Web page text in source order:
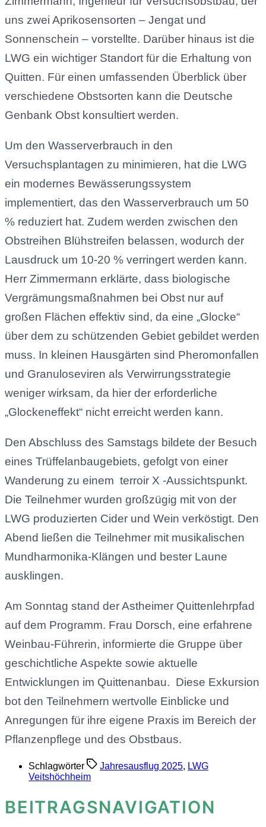
uns zwei Aprikosensorten – Jengat und
Sonnenschein – vorstellte. Darüber hinaus ist die
LWG ein wichtiger Standort für die Erhaltung von
Quitten. Für einen umfassenden Überblick über
verschiedene Obstsorten kann die Deutsche
Genbank Obst konsultiert werden.
Um den Wasserverbrauch in den
Versuchsplantagen zu minimieren, hat die LWG
ein modernes Bewässerungssystem
implementiert, das den Wasserverbrauch um 50
% reduziert hat. Zudem werden zwischen den
Obstreihen Blühstreifen belassen, wodurch der
Lausdruck um 10-20 % verringert werden kann.
Herr Zimmermann erklärte, dass biologische
Vergrämungsmaßnahmen bei Obst nur auf
großen Flächen effektiv sind, da eine „Glocke“
über dem zu schützenden Gebiet gebildet werden
muss. In kleinen Hausgärten sind Pheromonfallen
und Granuloseviren als Verwirrungsstrategie
weniger wirksam, da hier der erforderliche
„Glockeneffekt“ nicht erreicht werden kann.
Den Abschluss des Samstags bildete der Besuch
eines Trüffelanbaugebiets, gefolgt von einer
Wanderung zu einem terroir X -Aussichtspunkt.
Die Teilnehmer wurden großzügig mit von der
LWG produzierten Cider und Wein verköstigt. Den
Abend ließen die Teilnehmer mit musikalischen
Mundharmonika-Klängen und bester Laune
ausklingen.
Am Sonntag stand der Astheimer Quittenlehrpfad
auf dem Programm. Frau Dorsch, eine erfahrene
Weinbau-Führerin, informierte die Gruppe über
geschichtliche Aspekte sowie aktuelle
Entwicklungen im Quittenanbau. Diese Exkursion
bot den Teilnehmern wertvolle Einblicke und
Anregungen für ihre eigene Praxis im Bereich der
Pflanzenpflege und des Obstbaus.
Schlagwörter Jahresausflug 2025, LWG
Veitshöchheim
BEITRAGSNAVIGATION